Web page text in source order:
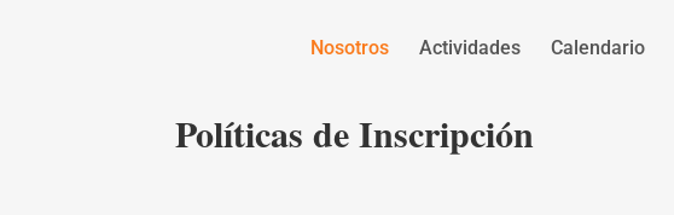
Nosotros Actividades Calendario
Políticas de Inscripción